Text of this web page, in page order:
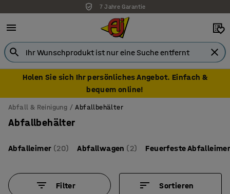
7 Jahre Garantie
Holen Sie sich Ihr persönliches Angebot. Einfach &
bequem online!
Abfall & Reinigung Abfallbehälter
Abfallbehälter
Abfalleimer (20) Abfallwagen (2) Feuerfeste
Filter Sortieren